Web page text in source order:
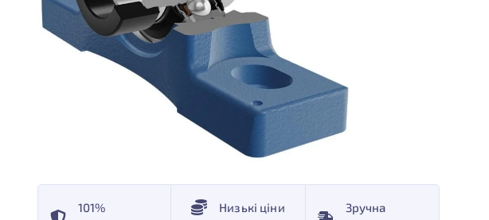
101%
Низькі ціни
Зручна